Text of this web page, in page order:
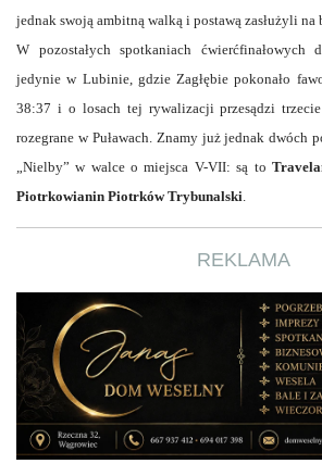
jednak swoją ambitną walką i postawą zasłużyli na
W pozostałych spotkaniach ćwierćfinałowych
jedynie w Lubinie, gdzie Zagłębie pokonało
38:37 i o losach tej rywalizacji przesądzi
rozegrane w Puławach. Znamy już jednak dwóch
„Nielby” w walce o miejsca V-VII: są to
Piotrkowianin Piotrków Trybunalski
REKLAMA